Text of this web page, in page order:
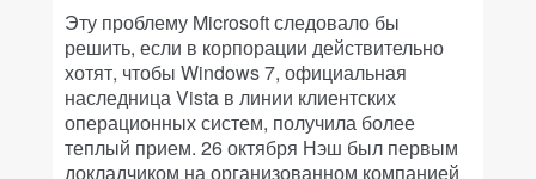
Эту проблему Microsoft следовало бы
решить, если в корпорации действительно
хотят, чтобы Windows 7, официальная
наследница Vista в линии клиентских
операционных систем, получила более
теплый прием. 26 октября Нэш был первым
докладчиком на организованном компанией